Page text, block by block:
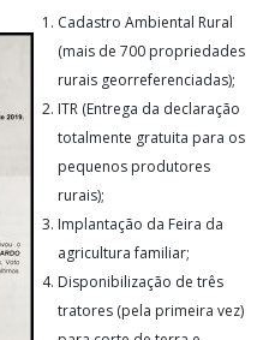
Cadastro Ambiental Rural
(mais de 700 propriedades
rurais georreferenciadas);
ITR (Entrega da declaração
totalmente gratuita para os
pequenos produtores
rurais);
Implantação da Feira da
agricultura familiar;
Disponibilização de três
tratores (pela primeira vez)